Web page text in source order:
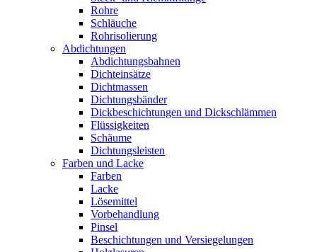
Rohre
Schläuche
Rohrisolierung
Abdichtungen
Abdichtungsbahnen
Dichteinsätze
Dichtmassen
Dichtungsbänder
Dickbeschichtungen und Dickschlämmen
Flüssigkeiten
Schäume
Dichtungsleisten
Farben und Lacke
Farben
Lacke
Lösemittel
Vorbehandlung
Pinsel
Beschichtungen und Versiegelungen